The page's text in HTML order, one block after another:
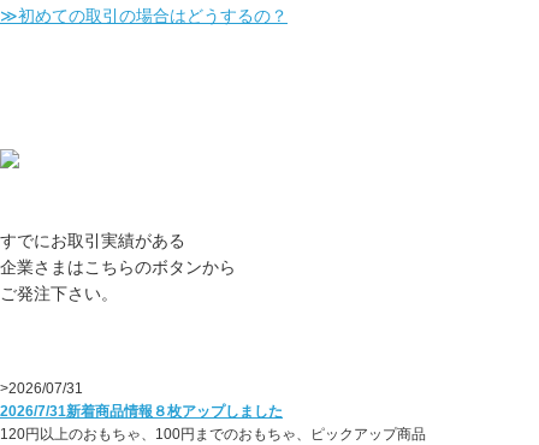
≫初めての取引の場合はどうするの？
すでにお取引実績がある
企業さまはこちらのボタンから
ご発注下さい。
>2026/07/31
2026/7/31新着商品情報８枚アップしました
120円以上のおもちゃ、100円までのおもちゃ、ピックアップ商品